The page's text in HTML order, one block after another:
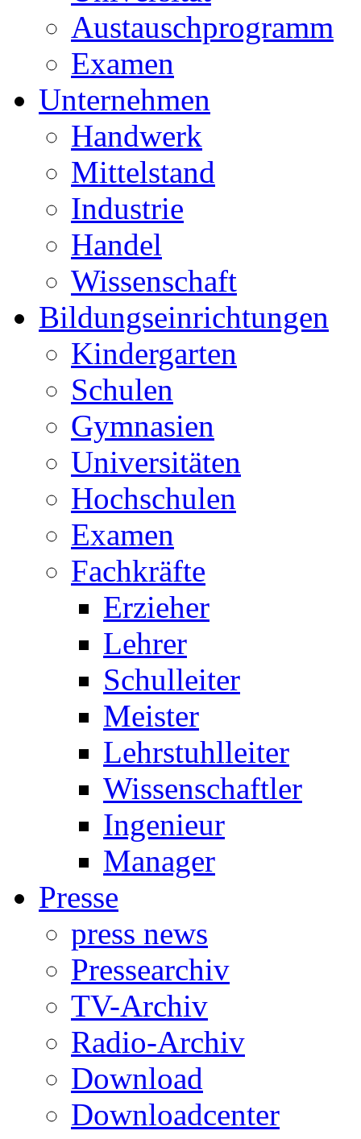
Austauschprogramm
Examen
Unternehmen
Handwerk
Mittelstand
Industrie
Handel
Wissenschaft
Bildungseinrichtungen
Kindergarten
Schulen
Gymnasien
Universitäten
Hochschulen
Examen
Fachkräfte
Erzieher
Lehrer
Schulleiter
Meister
Lehrstuhlleiter
Wissenschaftler
Ingenieur
Manager
Presse
press news
Pressearchiv
TV-Archiv
Radio-Archiv
Download
Downloadcenter